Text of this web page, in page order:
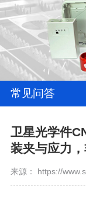
常见问答
卫星光学件
装夹与应力
来源： https://